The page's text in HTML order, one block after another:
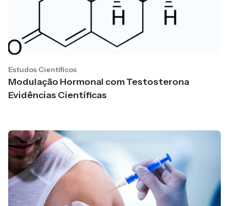
Estudos Científicos
Modulação Hormonal com Testosterona
Evidências Científicas